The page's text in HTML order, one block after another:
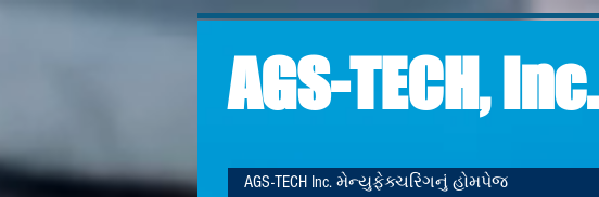
AGS-TECH, Inc.
AGS-TECH Inc. મેન્યુફેક્ચરિંગનું હોમપેજ